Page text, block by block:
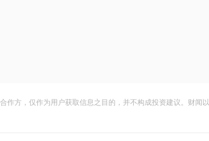
作方，仅作为用户获取信息之目的，并不构成投资建议。财